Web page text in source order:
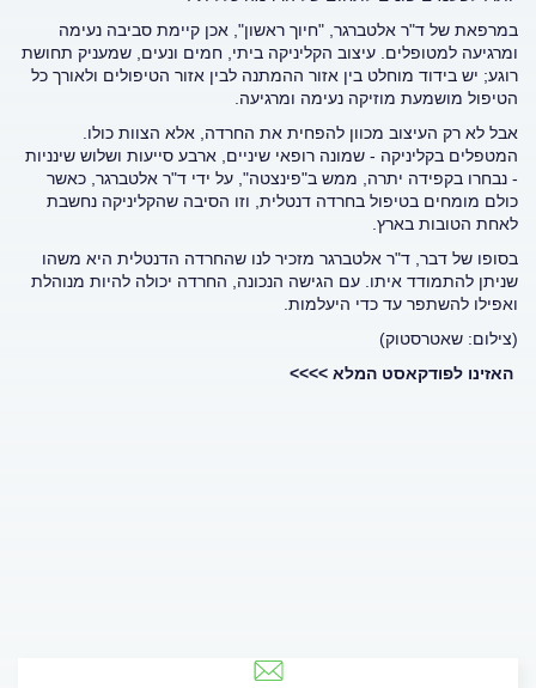
במרפאת של ד"ר אלטברגר, "חיוך ראשון", אכן קיימת סביבה נעימה
ומרגיעה למטופלים. עיצוב הקליניקה ביתי, חמים ונעים, שמעניק תחושת
רוגע; יש בידוד מוחלט בין אזור ההמתנה לבין אזור הטיפולים ולאורך כל
הטיפול מושמעת מוזיקה נעימה ומרגיעה.
אבל לא רק העיצוב מכוון להפחית את החרדה, אלא הצוות כולו.
המטפלים בקליניקה - שמונה רופאי שיניים, ארבע סייעות ושלוש שינניות
- נבחרו בקפידה יתרה, ממש ב"פינצטה", על ידי ד"ר אלטברגר, כאשר
כולם מומחים בטיפול בחרדה דנטלית, וזו הסיבה שהקליניקה נחשבת
לאחת הטובות בארץ.
בסופו של דבר, ד"ר אלטברגר מזכיר לנו שהחרדה הדנטלית היא משהו
שניתן להתמודד איתו. עם הגישה הנכונה, החרדה יכולה להיות מנוהלת
ואפילו להשתפר עד כדי היעלמות.
(צילום: שאטרסטוק)
האזינו לפודקאסט המלא >>>>